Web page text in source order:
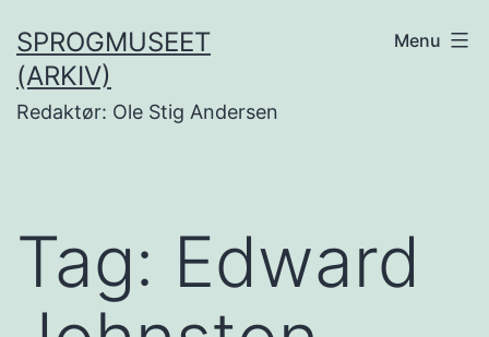
til
indhold
SPROGMUSEET
(ARKIV)
Redaktør: Ole Stig Andersen
Menu
Tag: Edward